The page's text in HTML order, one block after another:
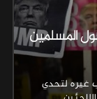
المسلمين
غيره لتحدي